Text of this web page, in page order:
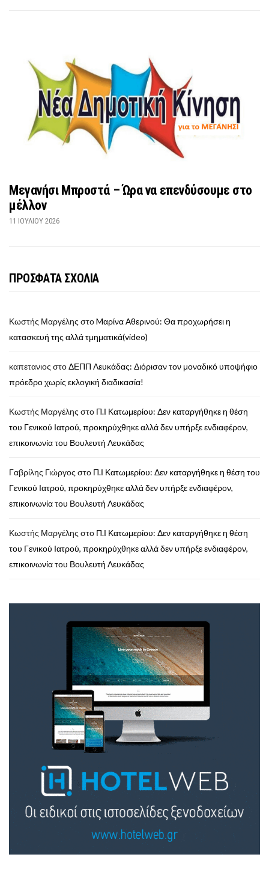
Μεγανήσι Μπροστά – Ώρα να επενδύσουμε στο
μέλλον
11 ΙΟΥΛΊΟΥ 2026
ΠΡΟΣΦΑΤΑ ΣΧΟΛΙΑ
Κωστής Μαργέλης στοMαρίνα Αθερινού: Θα προχωρήσει η
κατασκευή της αλλά τμηματικά(video)
καπετανιος στοΔΕΠΠ Λευκάδας: Διόρισαν τον μοναδικό υποψήφιο
πρόεδρο χωρίς εκλογική διαδικασία!
Κωστής Μαργέλης στο Π.Ι Κατωμερίου: Δεν καταργήθηκε η θέση
του Γενικού Ιατρού, προκηρύχθηκε αλλά δεν υπήρξε ενδιαφέρον,
επικοινωνία του Βουλευτή Λευκάδας
Γαβρίλης Γιώργος στο Π.Ι Κατωμερίου: Δεν καταργήθηκε η θέση του
Γενικού Ιατρού, προκηρύχθηκε αλλά δεν υπήρξε ενδιαφέρον,
επικοινωνία του Βουλευτή Λευκάδας
Κωστής Μαργέλης στο Π.Ι Κατωμερίου: Δεν καταργήθηκε η θέση
του Γενικού Ιατρού, προκηρύχθηκε αλλά δεν υπήρξε ενδιαφέρον,
επικοινωνία του Βουλευτή Λευκάδας